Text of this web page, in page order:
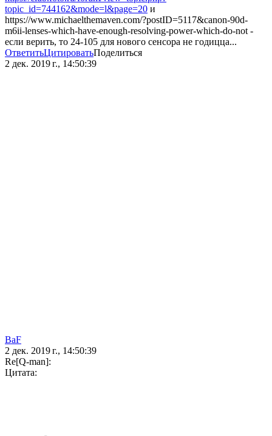
topic_id=744162&mode=l&page=20 и
https://www.michaelthemaven.com/?postID=5117&canon-90d-
m6ii-lenses-which-have-enough-resolving-power-which-do-not -
если верить, то 24-105 для нового сенсора не годицца...
ОтветитьЦитироватьПоделиться
2 дек. 2019 г., 14:50:39
BaF
2 дек. 2019 г., 14:50:39
Re[Q-man]:
Цитата: